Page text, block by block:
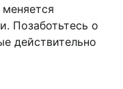
Позаботьтесь о
действительно